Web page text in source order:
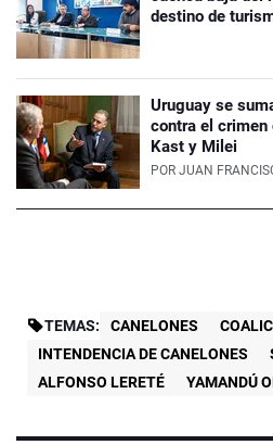
destino de
Uruguay se
contra el crimen
Kast y Milei
POR JUAN
TEMAS: CANELONES
INTENDENCIA DE CANELONES
ALFONSO LERETÉ
YAMANDÚ